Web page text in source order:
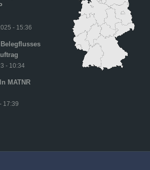
- 15:36
- 10:34
MATNR
17:39